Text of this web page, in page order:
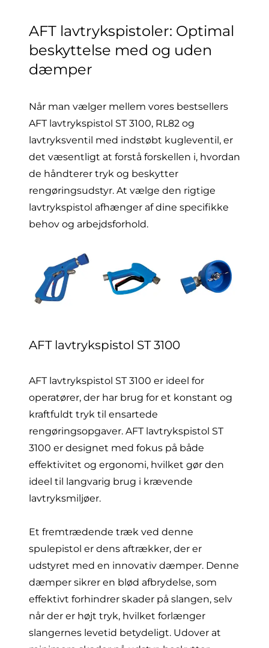
AFT lavtrykspistoler: Optimal
beskyttelse med og uden
dæmper
Når man vælger mellem vores bestsellers
AFT lavtrykspistol ST 3100, RL82 og
lavtryksventil med indstøbt kugleventil, er
det væsentligt at forstå forskellen i, hvordan
de håndterer tryk og beskytter
rengøringsudstyr. At vælge den rigtige
lavtrykspistol afhænger af dine specifikke
behov og arbejdsforhold.
AFT lavtrykspistol ST 3100
AFT lavtrykspistol ST 3100 er ideel for
operatører, der har brug for et konstant og
kraftfuldt tryk til ensartede
rengøringsopgaver. AFT lavtrykspistol ST
3100 er designet med fokus på både
effektivitet og ergonomi, hvilket gør den
ideel til langvarig brug i krævende
lavtryksmiljøer.
Et fremtrædende træk ved denne
spulepistol er dens aftrækker, der er
udstyret med en innovativ dæmper. Denne
dæmper sikrer en blød afbrydelse, som
effektivt forhindrer skader på slangen, selv
når der er højt tryk, hvilket forlænger
slangernes levetid betydeligt. Udover at